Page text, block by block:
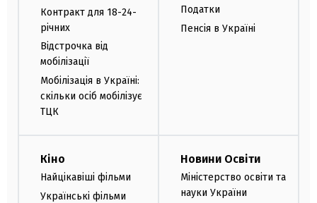
Контракт для 18-24-
річних
Відстрочка від
мобілізації
Мобілізація в Україні:
скільки осіб мобілізує
ТЦК
Податки
Пенсія в Україні
Кіно
Найцікавіші фільми
Українські фільми
Новини Освіти
Міністерство освіти та
науки України